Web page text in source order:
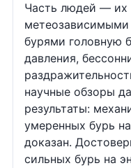
Часть людей — их
бурями головную
давления,
научные обзоры
результаты:
умеренных бурь
доказан.
сильных бурь на